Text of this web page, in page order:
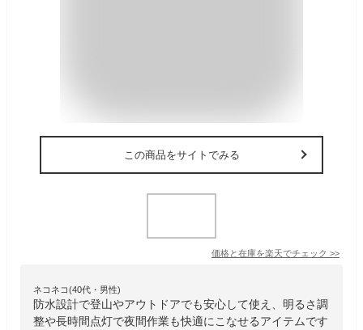
この商品をサイトでみる
価格と在庫を楽天でチェック >>
ネコネコ(40代・男性)
防水設計で登山やアウトドアでも安心して使え、明るさ調
整や長時間点灯で夜間作業も快適にこなせるアイテムです